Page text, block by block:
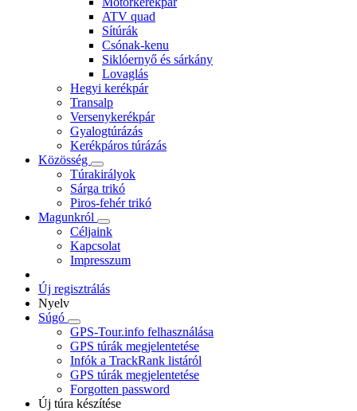
ATV quad
Sítúrák
Csónak-kenu
Siklóernyő és sárkány
Lovaglás
Hegyi kerékpár
Transalp
Versenykerékpár
Gyalogtúrázás
Kerékpáros túrázás
Közösség
Túrakirályok
Sárga trikó
Piros-fehér trikó
Magunkról
Céljaink
Kapcsolat
Impresszum
Új regisztrálás
Nyelv
Súgó
GPS-Tour.info felhasználása
GPS túrák megjelentetése
Infók a TrackRank listáról
GPS túrák megjelentetése
Forgotten password
Új túra készítése